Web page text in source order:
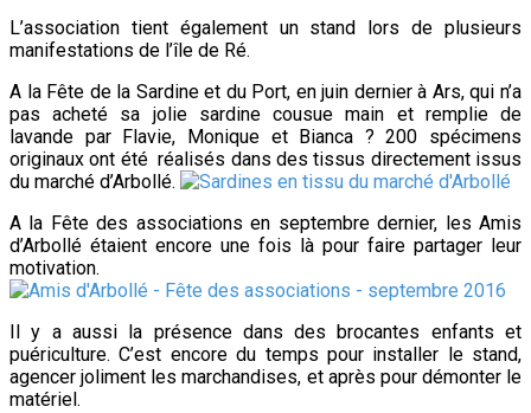
L’association tient également un stand lors de plusieurs
manifestations de l’île de Ré.
A la Fête de la Sardine et du Port, en juin dernier à Ars, qui n’a
pas acheté sa jolie sardine cousue main et remplie de
lavande par Flavie, Monique et Bianca ? 200 spécimens
originaux ont été réalisés dans des tissus directement issus
du marché d’Arbollé.
A la Fête des associations en septembre dernier, les Amis
d’Arbollé étaient encore une fois là pour faire partager leur
motivation.
Il y a aussi la présence dans des brocantes enfants et
puériculture. C’est encore du temps pour installer le stand,
agencer joliment les marchandises, et après pour démonter le
matériel.